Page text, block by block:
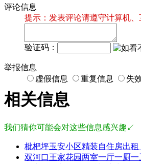
评论信息
提示：发表评论请遵守计算机
验证码：
举报信息
虚假信息
重复信息 失
相关信息
我们猜你可能会对这些信息感兴趣↙
枇杷坪玉安小区精装自住房出
双河口王家花园两室一厅一厨一